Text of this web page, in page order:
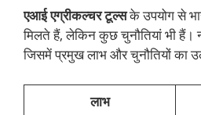
एआई एग्रीकल्चर टूल्सके उपयोग से
मिलते हैं, लेकिन कुछ चुनौतियां भी हैं।
जिसमें प्रमुख लाभ और चुनौतियों का
लाभ